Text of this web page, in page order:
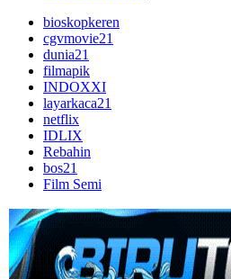
bioskopkeren
cgvmovie21
dunia21
filmapik
INDOXXI
layarkaca21
netflix
IDLIX
Rebahin
bos21
Film Semi